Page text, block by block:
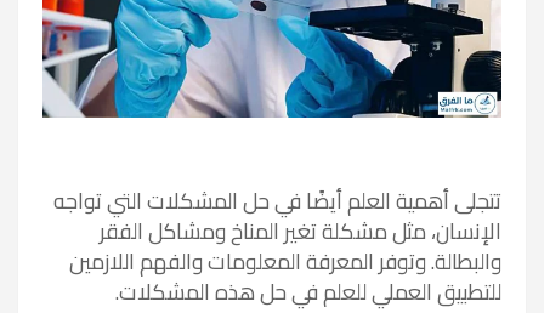
تتجلى أهمية العلم أيضًا في حل المشكلات التي تواجه
الإنسان، مثل مشكلة تغير المناخ ومشاكل الفقر
والبطالة. وتوفر المعرفة المعلومات والفهم اللازمين
للتطبيق العملي للعلم في حل هذه المشكلات.